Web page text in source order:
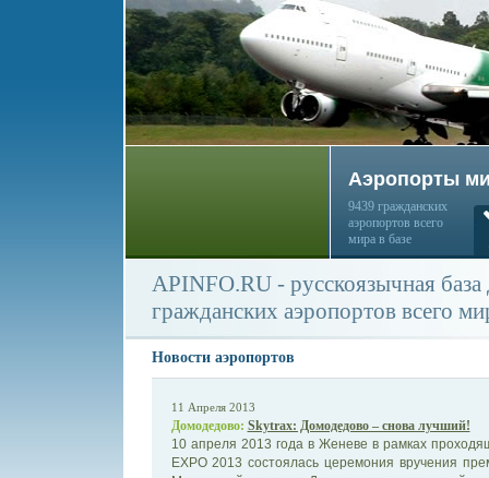
Аэропорты
9439 гражданских
аэропортов всего
мира в базе
APINFO.RU - русскоязычная
гражданских аэропортов всего
Новости аэропортов
11 Апреля 2013
Домодедово: Skytrax: Домодедово – снова лучший!
10 апреля 2013 года в Женеве в рамках
EXPO 2013 состоялась церемония вручения